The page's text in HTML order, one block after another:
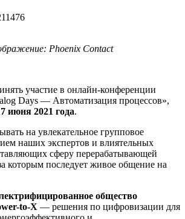
1476
Phoenix Contact
участие в онлайн-конференции
Days — Автоматизация процессов»,
июня 2021 года.
на увлекательное групповое
наших экспертов и влиятельных
сферу перерабатывающей
которым последует живое общение на
общество
to-X — решения по цифровизации для